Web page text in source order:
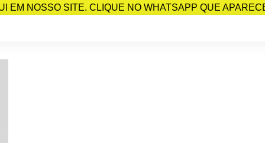
EM NOSSO SITE. CLIQUE NO WHATSAPP QUE